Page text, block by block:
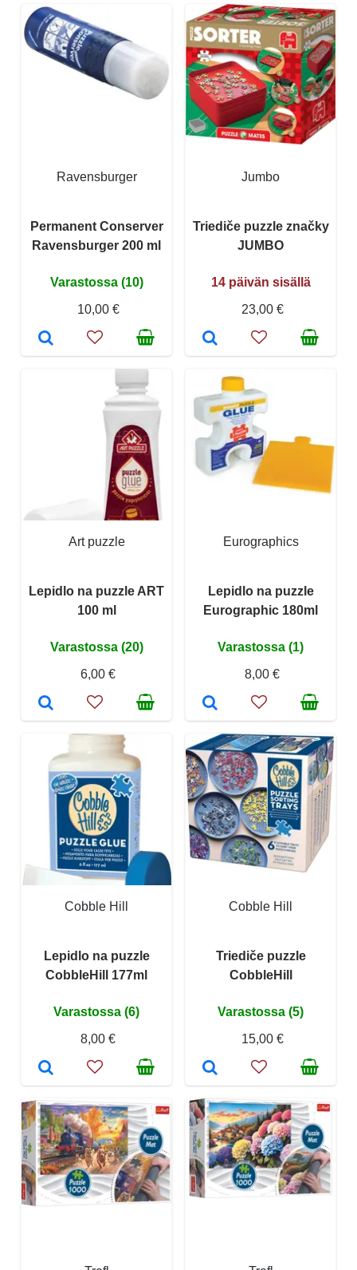
Ravensburger
Permanent Conserver
Ravensburger 200 ml
Varastossa (10)
10,00 €
Jumbo
Triediče puzzle značky
JUMBO
14 päivän sisällä
23,00 €
Art puzzle
Lepidlo na puzzle ART
100 ml
Varastossa (20)
6,00 €
Eurographics
Lepidlo na puzzle
Eurographic 180ml
Varastossa (1)
8,00 €
Cobble Hill
Lepidlo na puzzle
CobbleHill 177ml
Varastossa (6)
8,00 €
Cobble Hill
Triediče puzzle
CobbleHill
Varastossa (5)
15,00 €